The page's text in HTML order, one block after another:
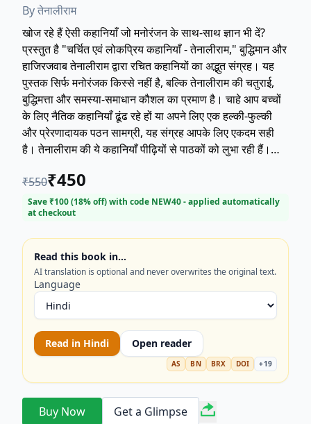
Byतेनालीराम
खोज रहे हैं ऐसी कहानियाँ जो मनोरंजन के साथ-साथ ज्ञान भी दें?
प्रस्तुत है "चर्चित एवं लोकप्रिय कहानियाँ - तेनालीराम," बुद्धिमान और
हाजिरजवाब तेनालीराम द्वारा रचित कहानियों का अद्भुत संग्रह। यह
पुस्तक सिर्फ मनोरंजक किस्से नहीं है, बल्कि तेनालीराम की चतुराई,
बुद्धिमत्ता और समस्या-समाधान कौशल का प्रमाण है। चाहे आप बच्चों
के लिए नैतिक कहानियाँ ढूंढ रहे हों या अपने लिए एक हल्की-फुल्की
और प्रेरणादायक पठन सामग्री, यह संग्रह आपके लिए एकदम सही
है। तेनालीराम की ये कहानियाँ पीढ़ियों से पाठकों को लुभा रही हैं।
को आसान बना दिया! कीवर्ड्स: तेनालीराम कहानियाँ, लोकप्रिय
कहानियाँ, चर्चित कहानियाँ, भारतीय लोक कथाएँ, बुद्धि की कहानियाँ,
हिंदी कहानी संग्रह।
₹550₹450
Save ₹100(18% off) with code NEW40- applied automatically
at checkout
Read this book in…
AI translation is optional and never overwrites the original text.
Language
Read in Hindi Open reader
AS BN BRX DOI +19
Buy Now Get a Glimpse